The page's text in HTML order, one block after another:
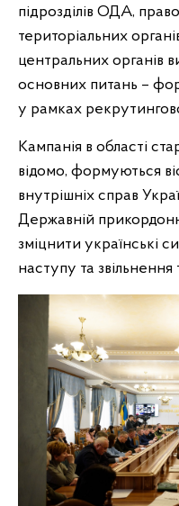
підрозділів ОДА,
територіальних
центральних органів
основних питань –
у рамках
Кампанія в області
відомо, формуються
внутрішніх справ
Державній
зміцнити українські
наступу та звільнення